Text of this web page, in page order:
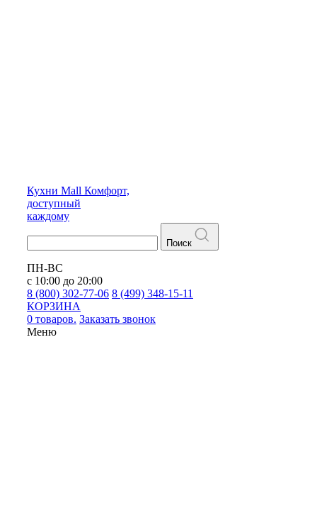
Кухни Mall Комфорт,
доступный
каждому
Поиск
ПН-ВС
с 10:00 до 20:00
8 (800) 302-77-06 8 (499) 348-15-11
КОРЗИНА
0 товаров. Заказать звонок
Меню